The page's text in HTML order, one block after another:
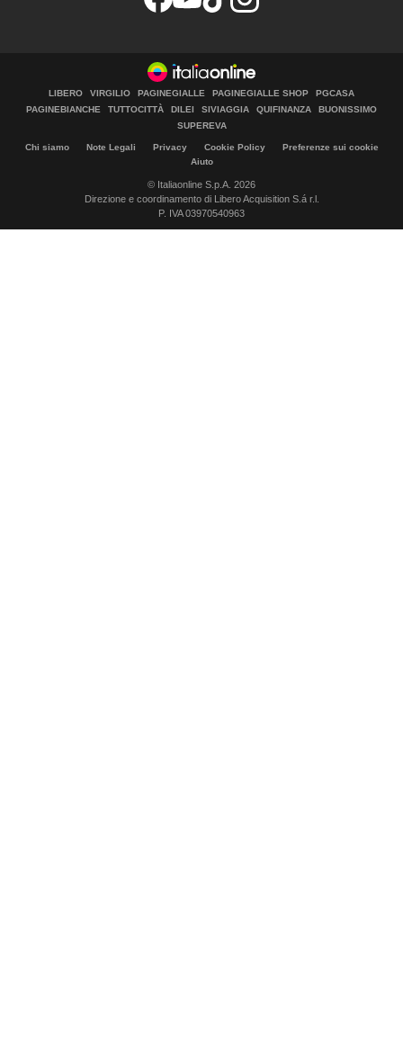
LIBERO VIRGILIO PAGINEGIALLE PAGINEGIALLE SHOP
PGCASA
PAGINEBIANCHE
TUTTOCITTÀ DILEI SIVIAGGIA QUIFINANZA
BUONISSIMO
SUPEREVA
Chi siamo Note Legali Privacy Cookie Policy
Preferenze sui cookie
Aiuto
© Italiaonline S.p.A. 2026
Direzione e coordinamento di Libero Acquisition S.á r.l.
P. IVA 03970540963